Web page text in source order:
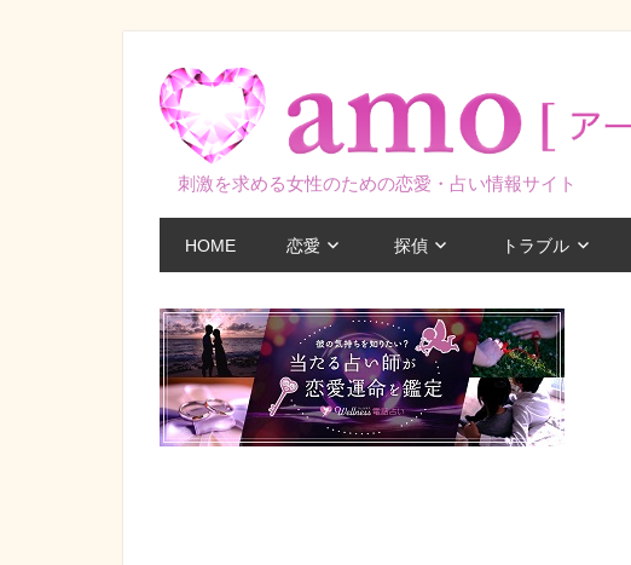
刺激を求める女性のための恋愛・占い情報サイト
HOME 恋愛 探偵 トラブル